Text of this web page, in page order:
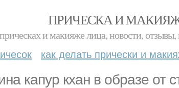
ПРИЧЕСКА И
и макияже лица, новости,
как делать прически и
капур кхан в образе от